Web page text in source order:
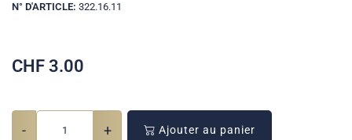
N° D'ARTICLE: 322.16.11
CHF 3.00
- + Ajouter au panier